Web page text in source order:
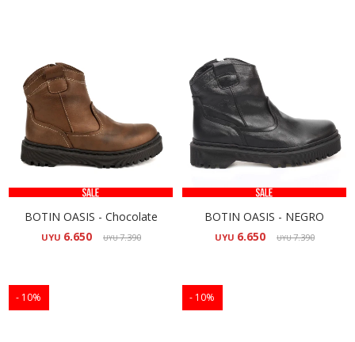
BOTIN OASIS - Chocolate
UYU 6.650 UYU7.390
BOTIN OASIS - NEGRO
UYU 6.650 UYU7.390
10 10